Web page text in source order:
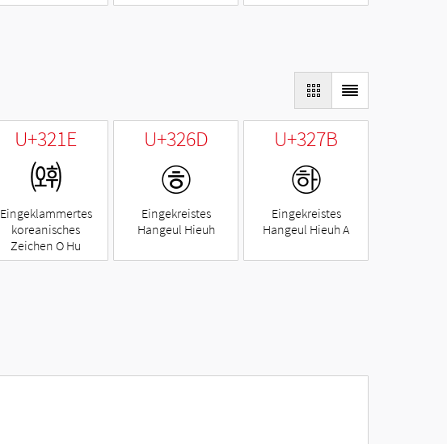
U+321E
㈞
Eingeklammertes
koreanisches
Zeichen O Hu
U+326D
㉭
Eingekreistes
Hangeul Hieuh
U+327B
㉻
Eingekreistes
Hangeul Hieuh A